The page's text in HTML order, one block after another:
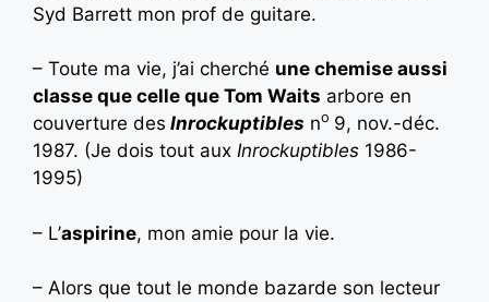
Syd Barrett mon prof de guitare.
– Toute ma vie, j’ai cherché une chemise aussi
classe que celle que Tom Waits arbore en
couverture des Inrockuptibles no 9, nov.-déc.
1987. (Je dois tout aux Inrockuptibles 1986-
1995)
– L’aspirine, mon amie pour la vie.
– Alors que tout le monde bazarde son lecteur